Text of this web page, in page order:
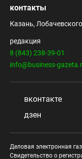
контакты
Казань,
редакция
8 (843) 238-39-01
info@business-
вконтакте
дзен
Деловая электронная
Свидетельство о